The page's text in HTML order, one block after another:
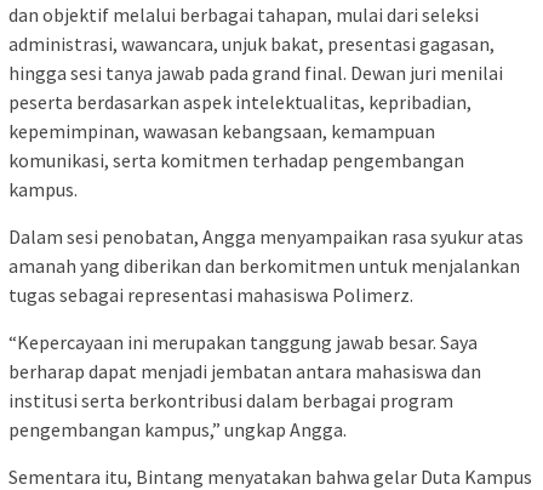
dan objektif melalui berbagai tahapan, mulai dari seleksi
administrasi, wawancara, unjuk bakat, presentasi gagasan,
hingga sesi tanya jawab pada grand final. Dewan juri menilai
peserta berdasarkan aspek intelektualitas, kepribadian,
kepemimpinan, wawasan kebangsaan, kemampuan
komunikasi, serta komitmen terhadap pengembangan
kampus.
Dalam sesi penobatan, Angga menyampaikan rasa syukur atas
amanah yang diberikan dan berkomitmen untuk menjalankan
tugas sebagai representasi mahasiswa Polimerz.
“Kepercayaan ini merupakan tanggung jawab besar. Saya
berharap dapat menjadi jembatan antara mahasiswa dan
institusi serta berkontribusi dalam berbagai program
pengembangan kampus,” ungkap Angga.
Sementara itu, Bintang menyatakan bahwa gelar Duta Kampus